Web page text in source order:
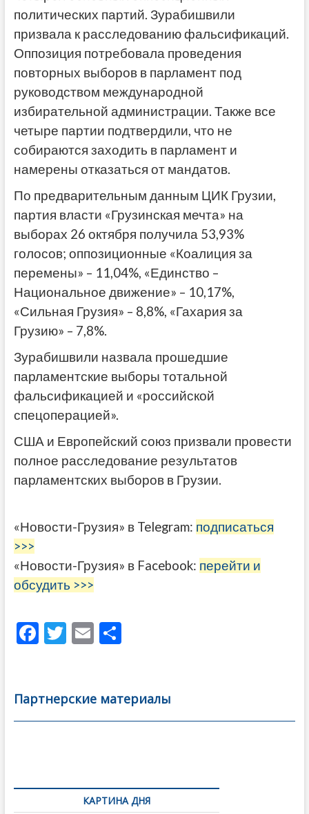
политических партий. Зурабишвили
призвала к расследованию фальсификаций.
Оппозиция потребовала проведения
повторных выборов в парламент под
руководством международной
избирательной администрации. Также все
четыре партии подтвердили, что не
собираются заходить в парламент и
намерены отказаться от мандатов.
По предварительным данным ЦИК Грузии,
партия власти «Грузинская мечта» на
выборах 26 октября получила 53,93%
голосов; оппозиционные «Коалиция за
перемены» – 11,04%, «Единство –
Национальное движение» – 10,17%,
«Сильная Грузия» – 8,8%, «Гахария за
Грузию» – 7,8%.
Зурабишвили назвала прошедшие
парламентские выборы тотальной
фальсификацией и «российской
спецоперацией».
США и Европейский союз призвали провести
полное расследование результатов
парламентских выборов в Грузии.
«Новости-Грузия» в Telegram: подписаться
>>>
«Новости-Грузия» в Facebook: перейти и
обсудить >>>
F
b
o
T
er
E
l
О
а
в
Партнерские материалы
по
КАРТИНА ДНЯ